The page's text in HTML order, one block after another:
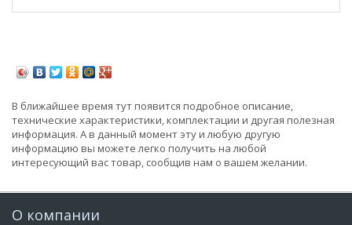
В ближайшее время тут появится подробное описание,
технические характеристики, комплектации и другая полезная
информация. А в данный момент эту и любую другую
информацию вы можете легко получить на любой
интересующий вас товар, сообщив нам о вашем желании.
О компании